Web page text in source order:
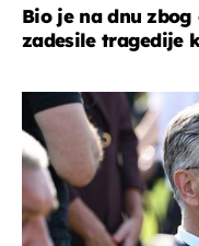
Bio je na dnu
zadesile tragedije